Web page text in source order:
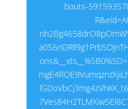
bouts-